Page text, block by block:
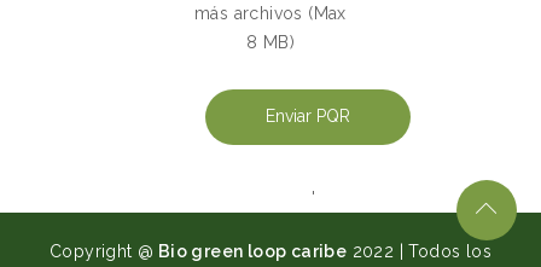
más archivos (Max
8 MB)
'
Copyright @ Bio green loop caribe 2022 | Todos los